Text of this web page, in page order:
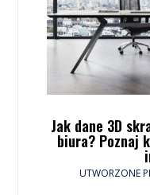
Jak dane 3D
biura? Poznaj
UTWORZONE